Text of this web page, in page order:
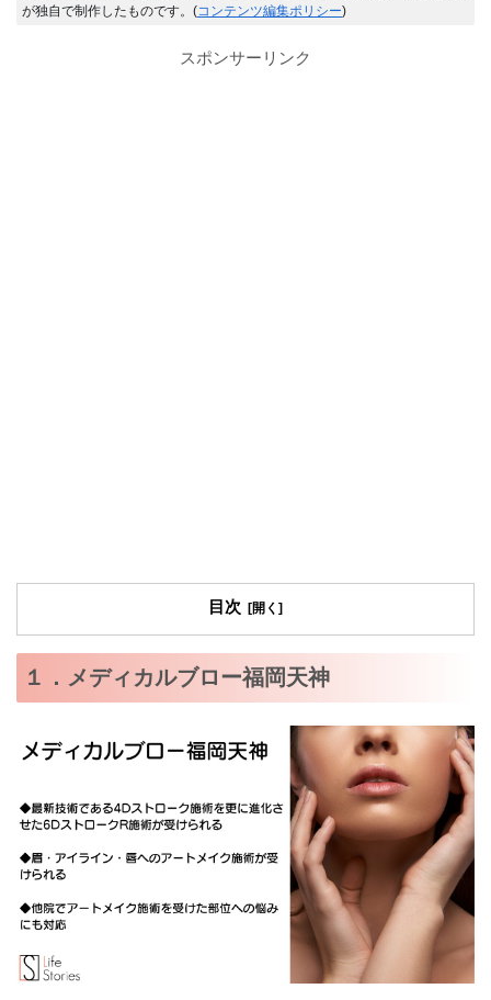
が独自で制作したものです。(コンテンツ編集ポリシー)
スポンサーリンク
目次
１．メディカルブロー福岡天神